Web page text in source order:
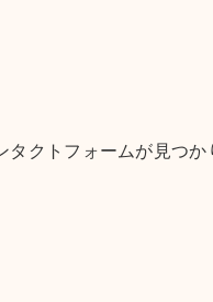
タクトフォームが見つか